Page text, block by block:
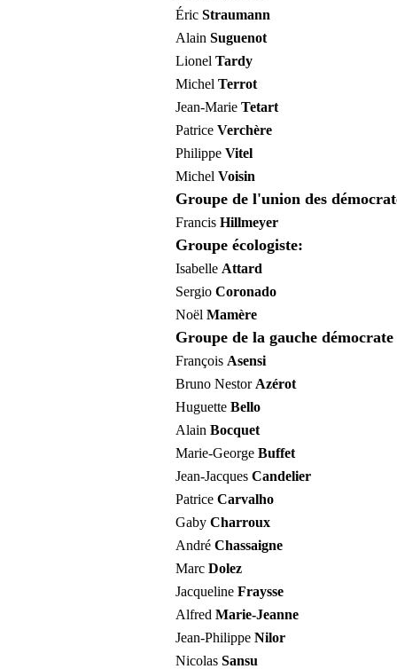
ÉricStraumann
AlainSuguenot
LionelTardy
MichelTerrot
Jean-MarieTetart
PatriceVerchère
PhilippeVitel
MichelVoisin
Groupe de l'union des
FrancisHillmeyer
Groupe écologiste:
Isabelle Attard
SergioCoronado
NoëlMamère
Groupe de la gauche
François Asensi
Bruno Nestor Azérot
HuguetteBello
AlainBocquet
Marie-GeorgeBuffet
Jean-JacquesCandelier
PatriceCarvalho
GabyCharroux
AndréChassaigne
MarcDolez
JacquelineFraysse
AlfredMarie-Jeanne
Jean-PhilippeNilor
NicolasSansu